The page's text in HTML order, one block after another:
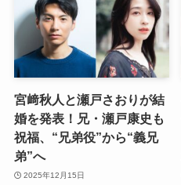
宮﨑秋人と瀬戸さおりが結
婚を発表！兄・瀬戸康史も
祝福、“兄弟役”から“義兄
弟”へ
2025年12月15日